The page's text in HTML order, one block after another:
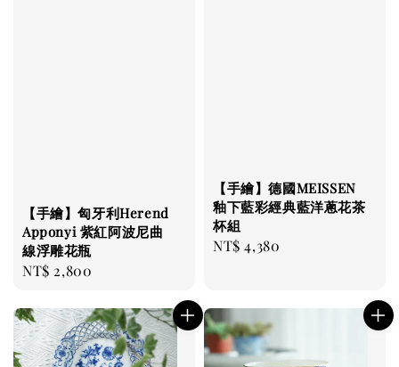
【手繪】匈牙利Herend
Apponyi 紫紅阿波尼曲
線浮雕花瓶
Regular
NT$ 2,800
【手繪】德國MEISSEN
釉下藍彩經典藍洋蔥花茶
杯組
Regular
NT$ 4,380